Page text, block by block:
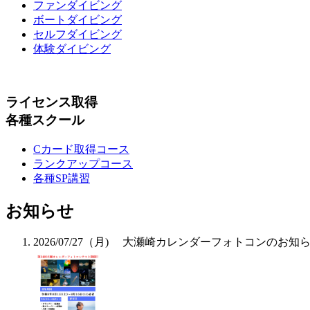
ファンダイビング
ボートダイビング
セルフダイビング
体験ダイビング
ライセンス取得
各種スクール
Cカード取得コース
ランクアップコース
各種SP講習
お知らせ
2026/07/27（月) 大瀬崎カレンダーフォトコンのお知